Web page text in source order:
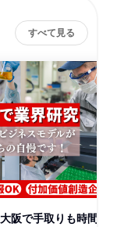
すべて見る
阪で手取りも時間